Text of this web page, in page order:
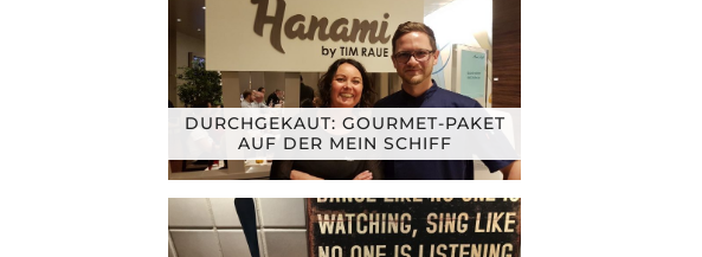
DURCHGEKAUT: GOURMET-PAKET
AUF DER MEIN SCHIFF